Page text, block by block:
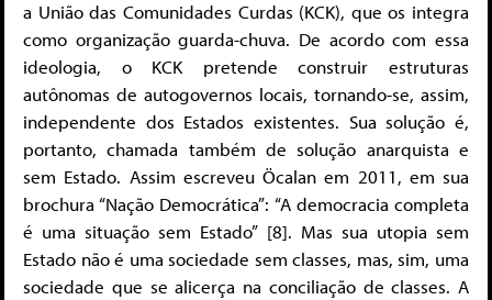
a União das Comunidades Curdas (KCK), que os integra
como organização guarda-chuva. De acordo com essa
ideologia, o KCK pretende construir estruturas
autônomas de autogovernos locais, tornando-se, assim,
independente dos Estados existentes. Sua solução é,
portanto, chamada também de solução anarquista e
sem Estado. Assim escreveu Öcalan em 2011, em sua
brochura “Nação Democrática”: “A democracia completa
é uma situação sem Estado” [8]. Mas sua utopia sem
Estado não é uma sociedade sem classes, mas, sim, uma
sociedade que se alicerça na conciliação de classes. A